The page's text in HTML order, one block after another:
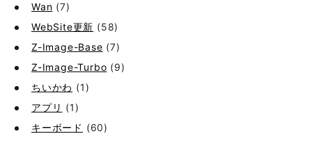
Wan (7)
WebSite更新 (58)
Z-Image-Base (7)
Z-Image-Turbo (9)
ちいかわ (1)
アプリ (1)
キーボード (60)